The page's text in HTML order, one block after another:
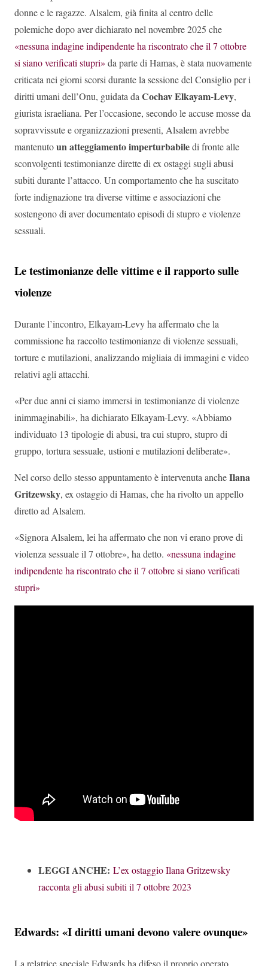
donne e le ragazze. Alsalem, già finita al centro delle
polemiche dopo aver dichiarato nel novembre 2025 che
«nessuna indagine indipendente ha riscontrato che il 7 ottobre
si siano verificati stupri» da parte di Hamas, è stata nuovamente
criticata nei giorni scorsi durante la sessione del Consiglio per i
diritti umani dell’Onu, guidata daCochav Elkayam-Levy,
giurista israeliana. Per l’occasione, secondo le accuse mosse da
sopravvissute e organizzazioni presenti, Alsalem avrebbe
mantenutoun atteggiamento imperturbabiledi fronte alle
sconvolgenti testimonianze dirette di ex ostaggi sugli abusi
subiti durante l’attacco. Un comportamento che ha suscitato
forte indignazione tra diverse vittime e associazioni che
sostengono di aver documentato episodi di stupro e violenze
sessuali.
Le testimonianze delle vittime e il rapporto sulle
violenze
Durante l’incontro, Elkayam-Levy ha affermato che la
commissione ha raccolto testimonianze di violenze sessuali,
torture e mutilazioni, analizzando migliaia di immagini e video
relativi agli attacchi.
«Per due anni ci siamo immersi in testimonianze di violenze
inimmaginabili», ha dichiarato Elkayam-Levy. «Abbiamo
individuato 13 tipologie di abusi, tra cui stupro, stupro di
gruppo, tortura sessuale, ustioni e mutilazioni deliberate».
Nel corso dello stesso appuntamento è intervenuta ancheIlana
Gritzewsky, ex ostaggio di Hamas, che ha rivolto un appello
diretto ad Alsalem.
«Signora Alsalem, lei ha affermato che non vi erano prove di
violenza sessuale il 7 ottobre», ha detto. «nessuna indagine
indipendente ha riscontrato che il 7 ottobre si siano verificati
stupri»
LEGGI ANCHE: L’ex ostaggio Ilana Gritzewsky
racconta gli abusi subiti il 7 ottobre 2023
Edwards: «I diritti umani devono valere ovunque»